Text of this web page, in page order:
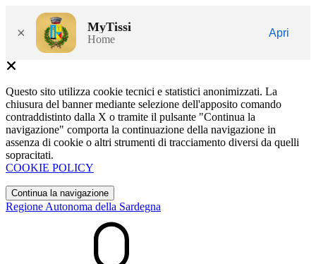
× MyTissi
Home
Apri
Questo sito utilizza cookie tecnici e statistici anonimizzati. La
chiusura del banner mediante selezione dell'apposito comando
contraddistinto dalla X o tramite il pulsante "Continua la
navigazione" comporta la continuazione della navigazione in
assenza di cookie o altri strumenti di tracciamento diversi da quelli
sopracitati.
COOKIE POLICY
Continua la navigazione
Regione Autonoma della Sardegna